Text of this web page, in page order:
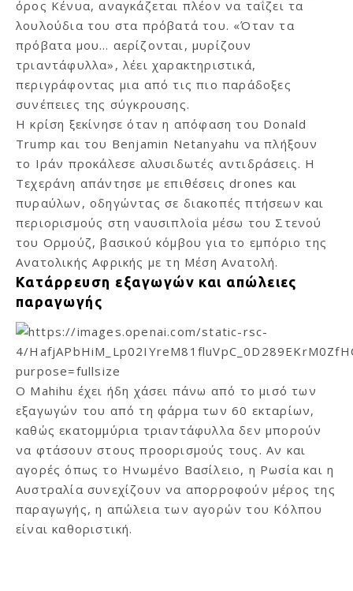
όρος Κένυα, αναγκάζεται πλέον να ταΐζει τα
λουλούδια του στα πρόβατά του. «Όταν τα
πρόβατα μου… αερίζονται, μυρίζουν
τριαντάφυλλα», λέει χαρακτηριστικά,
περιγράφοντας μια από τις πιο παράδοξες
συνέπειες της σύγκρουσης.
Η κρίση ξεκίνησε όταν η απόφαση του Donald
Trump και του Benjamin Netanyahu να πλήξουν
το Ιράν προκάλεσε αλυσιδωτές αντιδράσεις. Η
Τεχεράνη απάντησε με επιθέσεις drones και
πυραύλων, οδηγώντας σε διακοπές πτήσεων και
περιορισμούς στη ναυσιπλοΐα μέσω του Στενού
του Ορμούζ, βασικού κόμβου για το εμπόριο της
Ανατολικής Αφρικής με τη Μέση Ανατολή.
Κατάρρευση εξαγωγών και απώλειες
παραγωγής
Ο Mahihu έχει ήδη χάσει πάνω από το μισό των
εξαγωγών του από τη φάρμα των 60 εκταρίων,
καθώς εκατομμύρια τριαντάφυλλα δεν μπορούν
να φτάσουν στους προορισμούς τους. Αν και
αγορές όπως το Ηνωμένο Βασίλειο, η Ρωσία και η
Αυστραλία συνεχίζουν να απορροφούν μέρος της
παραγωγής, η απώλεια των αγορών του Κόλπου
είναι καθοριστική.